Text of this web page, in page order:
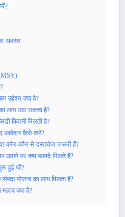
अवसर
उद्देश्य क्या है?
लाभ उठा सकता है?
कितनी मिलती है?
आवेदन कैसे करें?
कौन-कौन से दस्तावेज जरूरी हैं?
उठाने पर क्या फायदे मिलते हैं?
हुई थी?
योजना का लाभ मिलता है?
क्या है?